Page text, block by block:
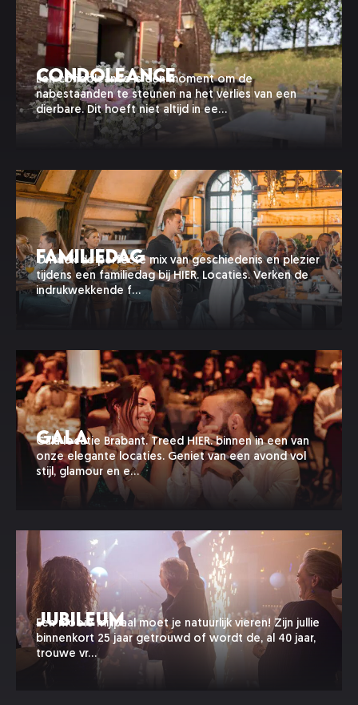
Condoleance
Een condoleance is een moment om de
nabestaanden te steunen na het verlies van een
dierbare. Dit hoeft niet altijd in ee…
Familiedag
Ontdek de perfecte mix van geschiedenis en plezier
tijdens een familiedag bij HIER. Locaties. Verken de
indrukwekkende f…
Gala
Gala locatie Brabant. Treed HIER. binnen in een van
onze elegante locaties. Geniet van een avond vol
stijl, glamour en e…
Jubileum
Een mooie mijlpaal moet je natuurlijk vieren! Zijn jullie
binnenkort 25 jaar getrouwd of wordt de, al 40 jaar,
trouwe vr…